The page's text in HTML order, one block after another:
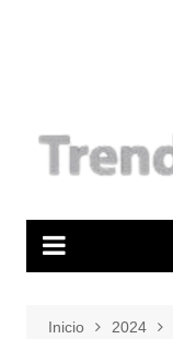
Inicio 2024